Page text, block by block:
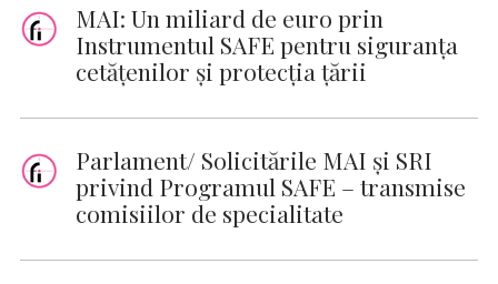
MAI: Un miliard de euro prin
Instrumentul SAFE pentru siguranța
cetățenilor și protecția țării
Parlament/ Solicitările MAI şi SRI
privind Programul SAFE – transmise
comisiilor de specialitate